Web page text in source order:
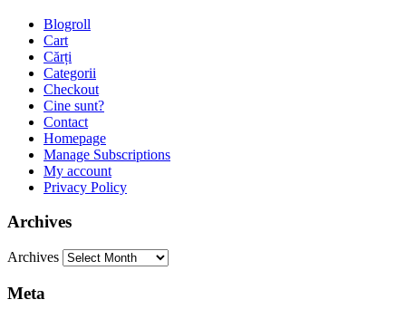
Blogroll
Cart
Cărți
Categorii
Checkout
Cine sunt?
Contact
Homepage
Manage Subscriptions
My account
Privacy Policy
Archives
Archives
Meta